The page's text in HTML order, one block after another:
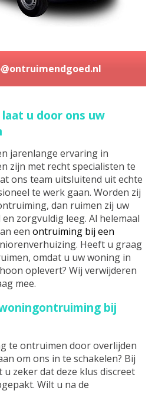
u door ons uw
jarenlange ervaring in
zijn met recht specialisten te
ons team uitsluitend uit echte
te werk gaan. Worden zij
dan ruimen zij uw
zorgvuldig leeg. Al helemaal
een ontruiming bij een
Heeft u graag
omdat u uw woning in
oplevert? Wij verwijderen
mee.
bij
te ontruimen door overlijden
om ons in te schakelen? Bij
zeker dat deze klus discreet
Wilt u na de